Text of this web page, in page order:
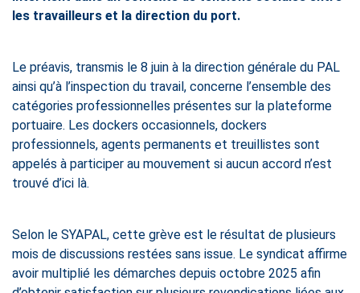
les travailleurs et la direction du port.
Le préavis, transmis le 8 juin à la direction générale du PAL
ainsi qu’à l’inspection du travail, concerne l’ensemble des
catégories professionnelles présentes sur la plateforme
portuaire. Les dockers occasionnels, dockers
professionnels, agents permanents et treuillistes sont
appelés à participer au mouvement si aucun accord n’est
trouvé d’ici là.
Selon le SYAPAL, cette grève est le résultat de plusieurs
mois de discussions restées sans issue. Le syndicat affirme
avoir multiplié les démarches depuis octobre 2025 afin